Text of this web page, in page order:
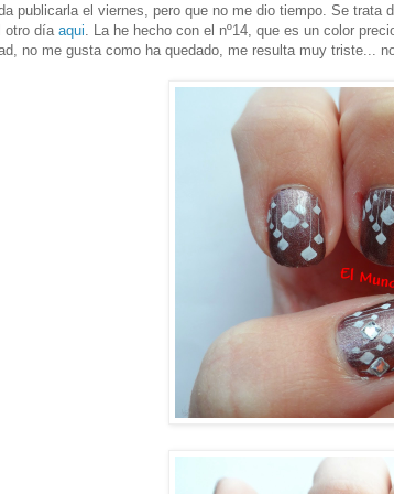
publicarla el viernes, pero que no me dio tiempo. Se
otro día aqui . La he hecho con el nº14, que es un color
no me gusta como ha quedado, me resulta muy triste...